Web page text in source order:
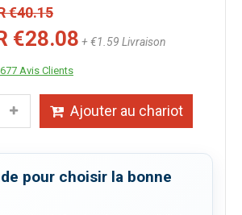
€40.15
€28.08 + €1.59 Livraison
Avis Clients
Ajouter au chariot
pour choisir la bonne